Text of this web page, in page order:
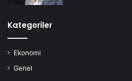
Kategoriler
Ekonomi
Genel